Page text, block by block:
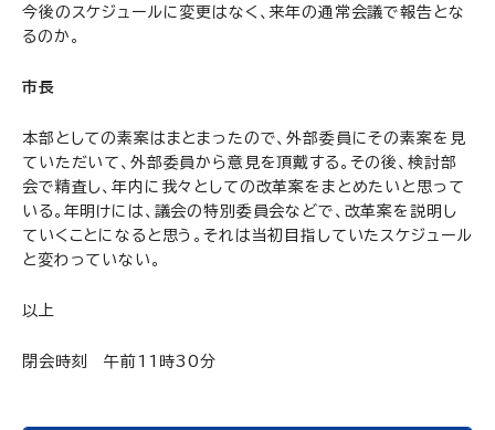
今後のスケジュールに変更はなく、来年の通常会議で報告とな
るのか。
市長
本部としての素案はまとまったので、外部委員にその素案を見
ていただいて、外部委員から意見を頂戴する。その後、検討部
会で精査し、年内に我々としての改革案をまとめたいと思って
いる。年明けには、議会の特別委員会などで、改革案を説明し
ていくことになると思う。それは当初目指していたスケジュール
と変わっていない。
以上
閉会時刻 午前11時30分